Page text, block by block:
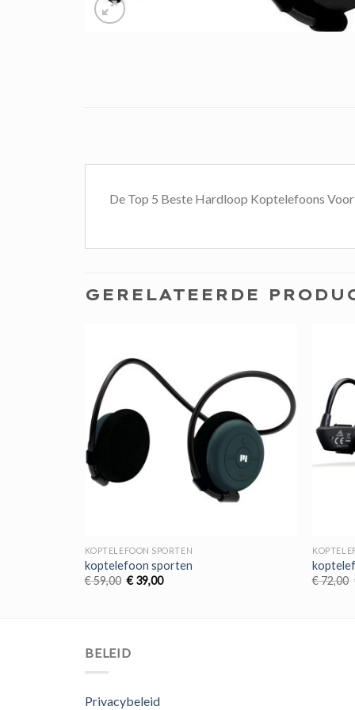
De Top 5 Beste Hardloop Koptelefoons
GERELATEERDE
KOPTELEFOON SPORTEN
koptelefoon sporten
€59,00 Oorspronkelijke
€39,00Huidige
€72,00
BELEID
Privacybeleid